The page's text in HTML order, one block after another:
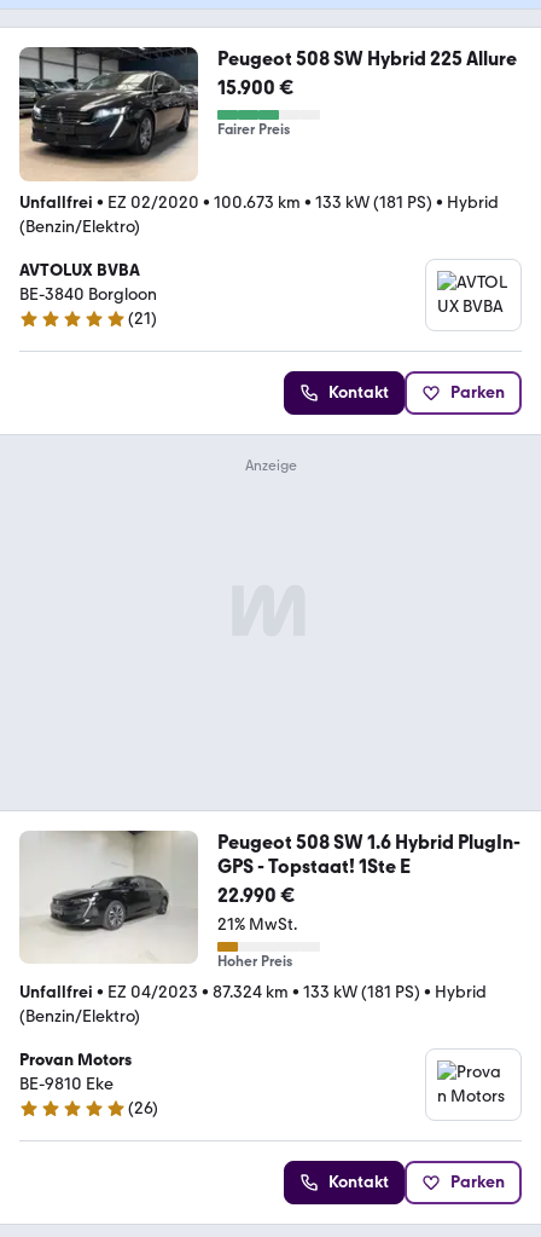
Peugeot 508 SW Hybrid 225 Allure
15.900 €
Fairer Preis
Unfallfrei • EZ 02/2020 • 100.673 km • 133 kW (181 PS) • Hybrid
(Benzin/Elektro)
AVTOLUX BVBA
BE-3840 Borgloon
5 Sterne
(21)
Kontakt Parken
Peugeot 508 SW 1.6 Hybrid PlugIn-
GPS - Topstaat! 1Ste E
22.990 €
21% MwSt.
Hoher Preis
Unfallfrei • EZ 04/2023 • 87.324 km • 133 kW (181 PS) • Hybrid
(Benzin/Elektro)
Provan Motors
BE-9810 Eke
5 Sterne
(26)
Kontakt Parken